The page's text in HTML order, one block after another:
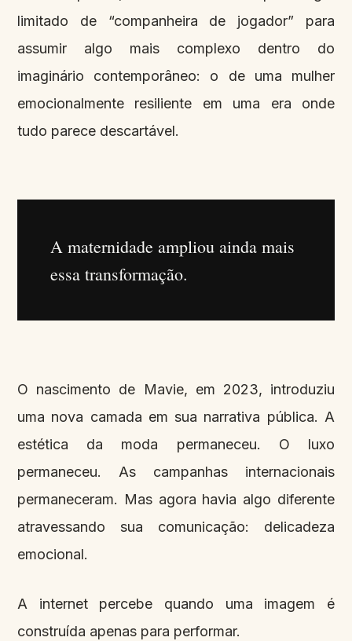
limitado de “companheira de jogador” para
assumir algo mais complexo dentro do
imaginário contemporâneo: o de uma mulher
emocionalmente resiliente em uma era onde
tudo parece descartável.
A maternidade ampliou ainda mais
essa transformação.
O nascimento de Mavie, em 2023, introduziu
uma nova camada em sua narrativa pública. A
estética da moda permaneceu. O luxo
permaneceu. As campanhas internacionais
permaneceram. Mas agora havia algo diferente
atravessando sua comunicação: delicadeza
emocional.
A internet percebe quando uma imagem é
construída apenas para performar.